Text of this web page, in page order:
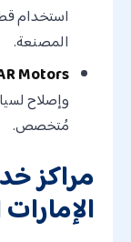
استخدام
المصنعة.
Motors:
وإصلاح
مُتخصص.
مراكز